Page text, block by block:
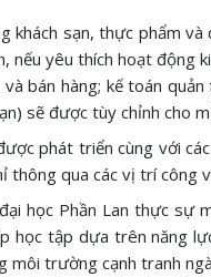
khách sạn, thực phẩm
nếu yêu thích hoạt
bán hàng; kế toán
sẽ được tùy chỉnh cho
phát triển cùng với
qua các vị trí
học Phần Lan thực sự
tập dựa trên năng
trường cạnh tranh